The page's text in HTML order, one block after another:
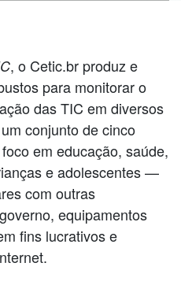
, o Cetic.br produz e
para monitorar o
das TIC em diversos
conjunto de cinco
em educação, saúde,
e adolescentes —
com outras
equipamentos
fins lucrativos e